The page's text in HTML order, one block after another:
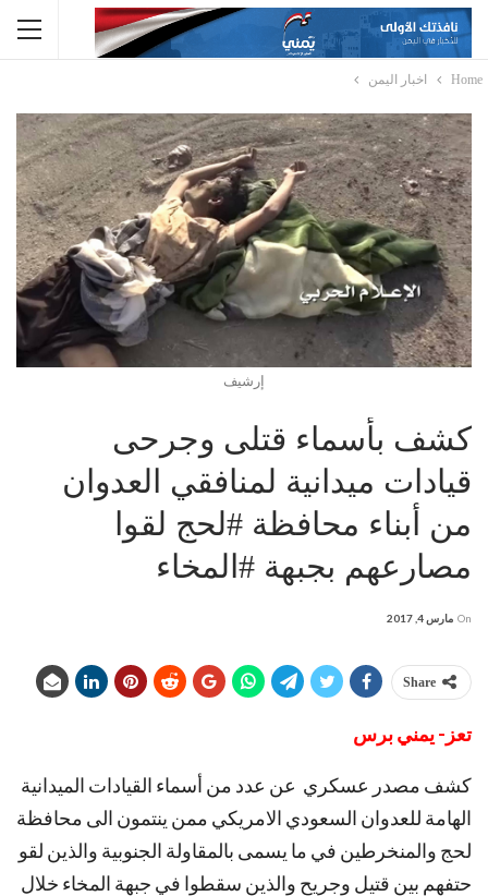
Home اخبار اليمن
إرشيف
كشف بأسماء قتلى وجرحى
قيادات ميدانية لمنافقي العدوان
من أبناء محافظة #لحج لقوا
مصارعهم بجبهة #المخاء
On مارس 4, 2017
Share
تعز- يمني برس
كشف مصدر عسكري عن عدد من أسماء القيادات الميدانية
الهامة للعدوان السعودي الامريكي ممن ينتمون الى محافظة
لحج والمنخرطين في ما يسمى بالمقاولة الجنوبية والذين لقو
حتفهم بين قتيل وجريح والذين سقطوا في جبهة المخاء خلال